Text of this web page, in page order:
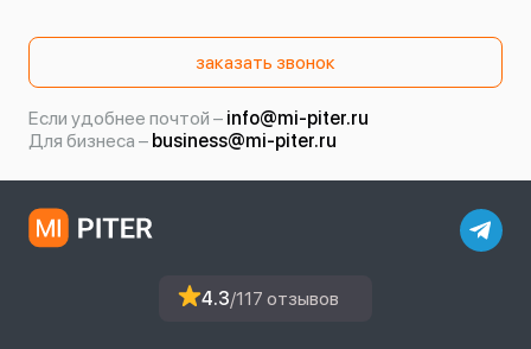
заказать звонок
Если удобнее почтой – info@mi-piter.ru
Для бизнеса – business@mi-piter.ru
4.3/117 отзывов